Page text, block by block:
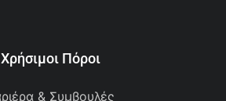
Χρήσιμοι Πόροι
& Συμβουλές